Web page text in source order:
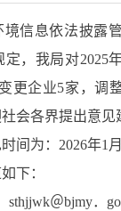
境信息依法披露
定，我局对2025
更企业5家，调
会各界提出意见
间为：2026年1
下：
sthjjwk＠bjmy．